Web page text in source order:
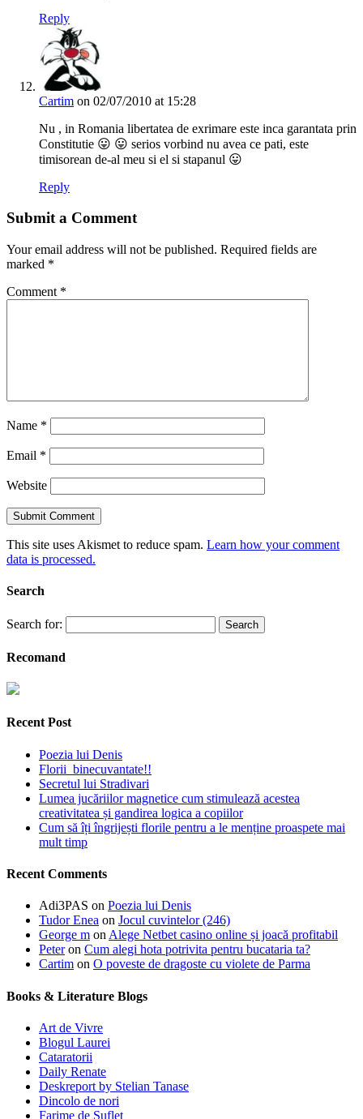
Reply
Cartim on 02/07/2010 at 15:28
Nu , in Romania libertatea de exrimare este inca garantata prin
Constitutie 😛 😛 serios vorbind nu avea ce pati, este
timisorean de-al meu si el si stapanul 😛
Reply
Submit a Comment
Your email address will not be published. Required fields are
marked *
Comment *
Name *
Email *
Website
This site uses Akismet to reduce spam. Learn how your comment
data is processed.
Search
Search for:
Recomand
Recent Post
Poezia lui Denis
Florii binecuvantate!!
Secretul lui Stradivari
Lumea jucăriilor magnetice cum stimulează acestea
creativitatea și gandirea logica a copiilor
Cum să îți îngrijești florile pentru a le menține proaspete mai
mult timp
Recent Comments
Adi3PAS on Poezia lui Denis
Tudor Enea on Jocul cuvintelor (246)
George m on Alege Netbet casino online și joacă profitabil
Peteron Cum alegi hota potrivita pentru bucataria ta?
Cartim on O poveste de dragoste cu violete de Parma
Books & Literature Blogs
Art de Vivre
Blogul Laurei
Cataratorii
Daily Renate
Deskreport by Stelian Tanase
Dincolo de nori
Farime de Suflet